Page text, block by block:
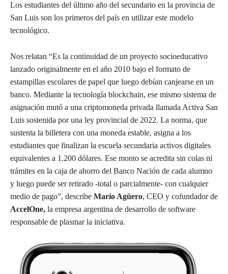
Los estudiantes del último año del secundario en la provincia de
San Luis son los primeros del país en utilizar este modelo
tecnológico.
Nos relatan “Es la continuidad de un proyecto socioeducativo
lanzado originalmente en el año 2010 bajo el formato de
estampillas escolares de papel que luego debían canjearse en un
banco. Mediante la tecnología blockchain, ese mismo sistema de
asignación mutó a una criptomoneda privada llamada Activa San
Luis sostenida por una ley provincial de 2022. La norma, que
sustenta la billetera con una moneda estable, asigna a los
estudiantes que finalizan la escuela secundaria activos digitales
equivalentes a 1.200 dólares. Ese monto se acredita sin colas ni
trámites en la caja de ahorro del Banco Nación de cada alumno
y luego puede ser retirado -total o parcialmente- con cualquier
medio de pago”, describe Mario Agüero, CEO y cofundador de
AccelOne, la empresa argentina de desarrollo de software
responsable de plasmar la iniciativa.